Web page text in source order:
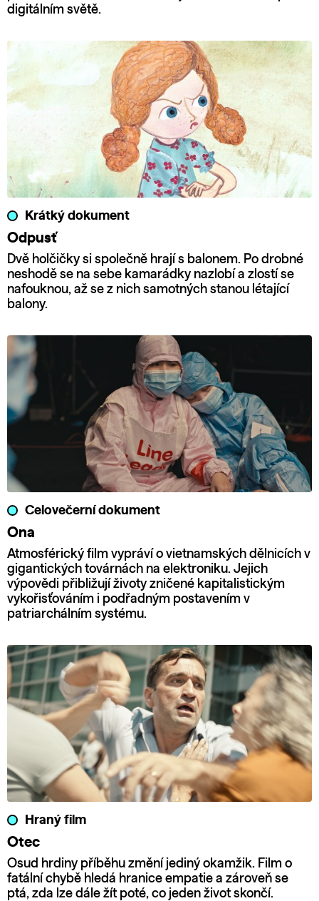
digitálním světě.
Krátký dokument
Odpusť
Dvě holčičky si společně hrají s balonem. Po drobné
neshodě se na sebe kamarádky nazlobí a zlostí se
nafouknou, až se z nich samotných stanou létající
balony.
Celovečerní dokument
Ona
Atmosférický film vypráví o vietnamských dělnicích v
gigantických továrnách na elektroniku. Jejich
výpovědi přibližují životy zničené kapitalistickým
vykořisťováním i podřadným postavením v
patriarchálním systému.
Hraný film
Otec
Osud hrdiny příběhu změní jediný okamžik. Film o
fatální chybě hledá hranice empatie a zároveň se
ptá, zda lze dále žít poté, co jeden život skončí.